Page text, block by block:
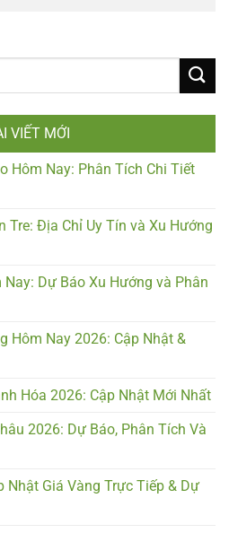
VIẾT MỚI
Hôm Nay: Phân Tích Chi Tiết
Tre: Địa Chỉ Uy Tín và Xu Hướng
Dự Báo Xu Hướng và Phân
Hôm Nay 2026: Cập Nhật &
Hóa 2026: Cập Nhật Mới Nhất
2026: Dự Báo, Phân Tích Và
Nhật Giá Vàng Trực Tiếp & Dự